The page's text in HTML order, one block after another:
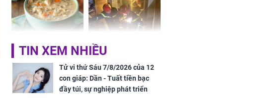
nhà
Giá trị sức khỏe và
cách sử dụng đúng
của loại hạt bình dân
Cháy nhà 2 tầng ở
TPHCM, cha và con
trai 12 tuổi tử vong
thương tâm
TIN XEM NHIỀU
Tử vi thứ Sáu 7/8/2026 của 12
con giáp: Dần - Tuất tiền bạc
đầy túi, sự nghiệp phát triển